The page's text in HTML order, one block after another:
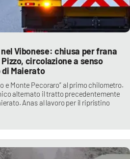
Vibonese: chiusa per frana
circolazione a senso
Maierato
e Monte Pecoraro” al primo chilometro.
alternato il tratto precedentemente
Anas al lavoro per il ripristino